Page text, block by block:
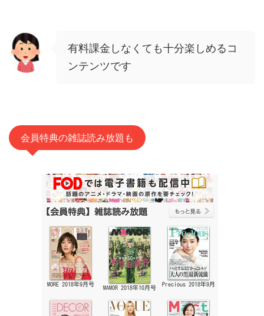
有料課金しなくても十分楽しめるコ
ンテンツです
会員特典の雑誌読み放題も